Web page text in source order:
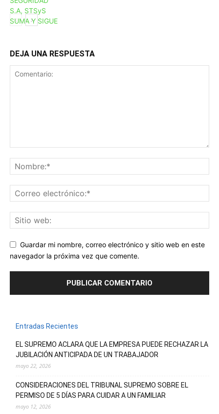
DEJA UNA RESPUESTA
Guardar mi nombre, correo electrónico y sitio web en este
navegador la próxima vez que comente.
Entradas Recientes
EL SUPREMO ACLARA QUE LA EMPRESA PUEDE RECHAZAR LA
JUBILACIÓN ANTICIPADA DE UN TRABAJADOR
mayo 22, 2026
CONSIDERACIONES DEL TRIBUNAL SUPREMO SOBRE EL
PERMISO DE 5 DÍAS PARA CUIDAR A UN FAMILIAR
mayo 12, 2026